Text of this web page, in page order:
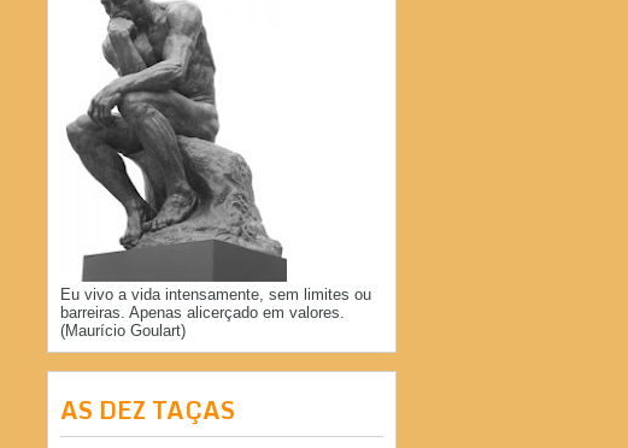
Eu vivo a vida intensamente, sem limites ou
barreiras. Apenas alicerçado em valores.
(Maurício Goulart)
AS DEZ TAÇAS